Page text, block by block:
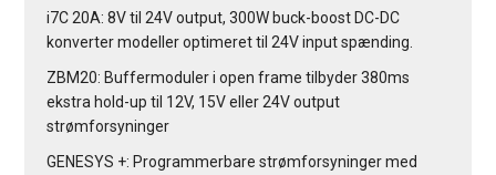
i7C 20A: 8V til 24V output, 300W buck-boost DC-DC
konverter modeller optimeret til 24V input spænding.
ZBM20: Buffermoduler i open frame tilbyder 380ms
ekstra hold-up til 12V, 15V eller 24V output
strømforsyninger
GENESYS +: Programmerbare strømforsyninger med